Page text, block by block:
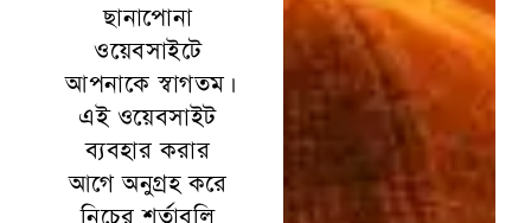
ছানাপোনা
ওয়েবসাইটে
আপনাকে স্বাগতম।
এই ওয়েবসাইট
ব্যবহার করার
আগে অনুগ্রহ করে